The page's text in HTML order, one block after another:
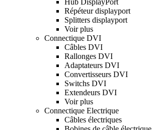
Répéteur displayport
Splitters displayport
Voir plus
Connectique DVI
Câbles DVI
Rallonges DVI
Adaptateurs DVI
Convertisseurs DVI
Switchs DVI
Extendeurs DVI
Voir plus
Connectique Electrique
Câbles électriques